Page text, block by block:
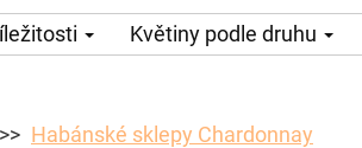
Květiny podle druhu
Habánské sklepy Chardonnay